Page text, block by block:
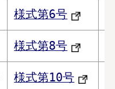
様式第6号
様式第8号
様式第10号